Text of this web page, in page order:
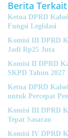
Berita Terkait
Ketua DPRD
Fungsi Legislasi
Komisi III DPRD
Jadi Rp25 Juta
Komisi II DPRD
SKPD Tahun 2027
Ketua DPRD
untuk Percepat
Komisi III DPRD
Tepat Sasaran
Komisi IV DPRD